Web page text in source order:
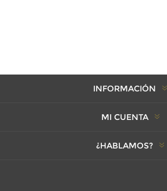
INFORMACIÓN
MI CUENTA
¿HABLAMOS?